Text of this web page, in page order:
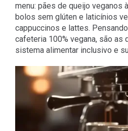
menu: pães de queijo veganos
bolos sem glúten e laticínios
cappuccinos e lattes.
cafeteria 100% vegana, são as
sistema alimentar inclusivo e